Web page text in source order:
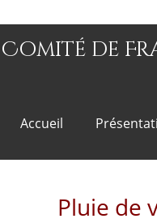
Comité de
Accueil
Pluie de